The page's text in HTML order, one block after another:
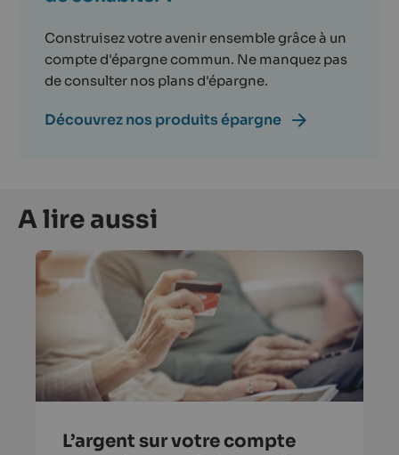
Construisez votre avenir ensemble grâce à un
compte d'épargne commun. Ne manquez pas
de consulter nos plans d'épargne.
Découvrez nos produits épargne
A lire aussi
L’argent sur votre compte